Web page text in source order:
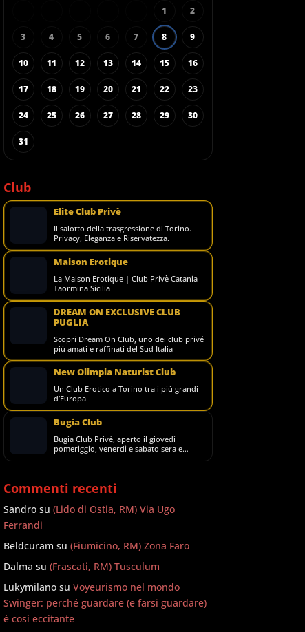
1 2
3 4 5 6 7 8 9
10 11 12 13 14 15 16
17 18 19 20 21 22 23
24 25 26 27 28 29 30
31
Club
Elite Club Privè
Il salotto della trasgressione di Torino.
Privacy, Eleganza e Riservatezza.
Maison Erotique
La Maison Erotique | Club Privè Catania
Taormina Sicilia
DREAM ON EXCLUSIVE CLUB
PUGLIA
Scopri Dream On Club, uno dei club privé
più amati e raffinati del Sud Italia
New Olimpia Naturist Club
Un Club Erotico a Torino tra i più grandi
d’Europa
Bugia Club
Bugia Club Privè, aperto il giovedì
pomeriggio, venerdì e sabato sera e
domenica pomeriggio.
Commenti recenti
Sandro su(Lido di Ostia, RM) Via Ugo
Ferrandi
Beldcuram su(Fiumicino, RM) Zona Faro
Dalma su(Frascati, RM) Tusculum
Lukymilano suVoyeurismo nel mondo
Swinger: perché guardare (e farsi guardare)
è così eccitante